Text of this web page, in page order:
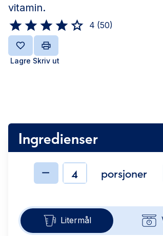
vitamin.
4 (50)
Lagre Skriv ut
Ingredienser
Ingredienserporsjoner
Litermål